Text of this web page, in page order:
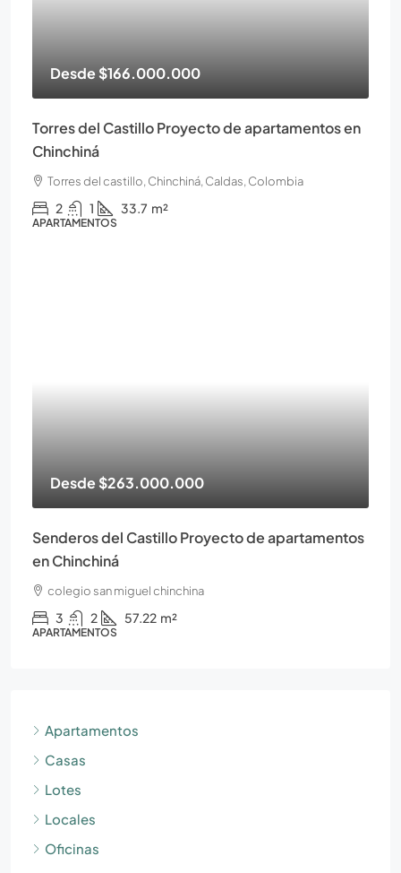
Desde$166.000.000
Torres del Castillo Proyecto de apartamentos en
Chinchiná
Torres del castillo, Chinchiná, Caldas, Colombia
2 1 33.7 m²
APARTAMENTOS
Desde$263.000.000
Senderos del Castillo Proyecto de apartamentos
en Chinchiná
colegio san miguel chinchina
3 2 57.22 m²
APARTAMENTOS
Apartamentos
Casas
Lotes
Locales
Oficinas